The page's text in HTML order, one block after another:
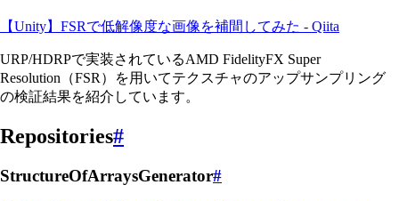
【Unity】FSRで低解像度な画像を補間してみた - Qiita
URP/HDRPで実装されているAMD FidelityFX Super
Resolution（FSR）を用いてテクスチャのアップサンプリング
の検証結果を紹介しています。
Repositories#
StructureOfArraysGenerator#